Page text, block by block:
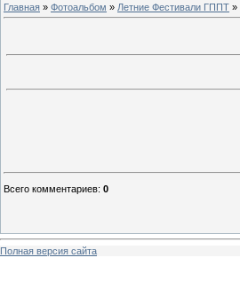
Главная » Фотоальбом » Летние Фестивали ГППТ »
Всего комментариев: 0
Полная версия сайта